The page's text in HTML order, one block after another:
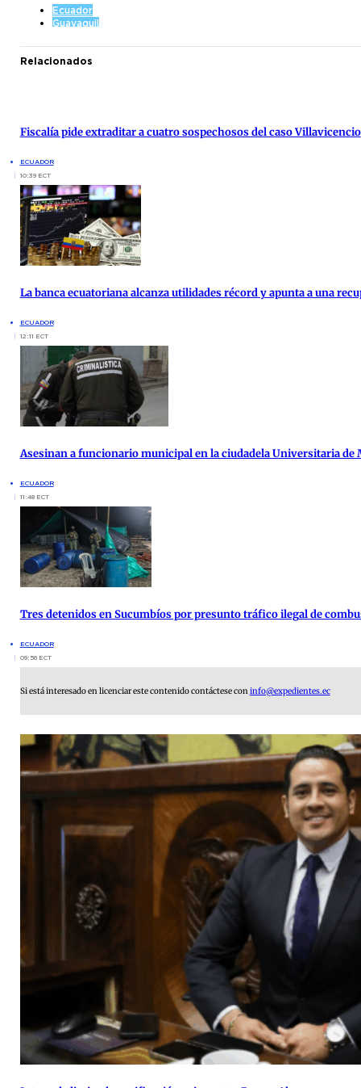
Ecuador
Guayaquil
Relacionados
Fiscalía pide extraditar a cuatro sospechosos del caso Villavicencio
ECUADOR
10:39 ECT
La banca ecuatoriana alcanza utilidades récord y apunta a una
ECUADOR
12:11 ECT
Asesinan a funcionario municipal en la ciudadela Universitaria de
ECUADOR
11:48 ECT
Tres detenidos en Sucumbíos por presunto tráfico ilegal de
ECUADOR
09:56 ECT
Si está interesado en licenciar este contenido contáctese con info@expedientes.ec